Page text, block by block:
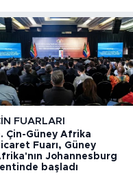
FUARLARI
Çin-Güney Afrika
Fuarı, Güney
Johannesburg
başladı